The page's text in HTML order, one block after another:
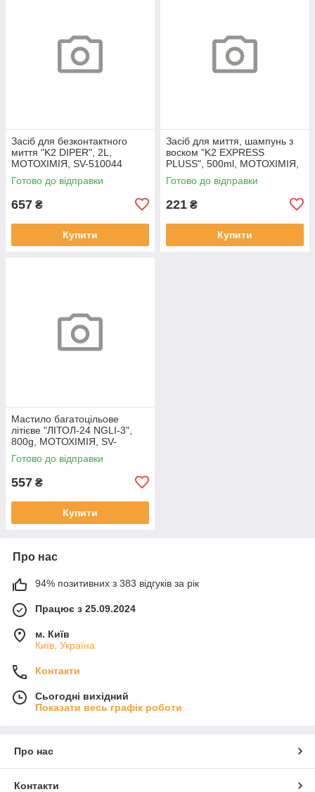
Засіб для безконтактного
миття "K2 DIPER", 2L,
МОТОХІМІЯ, SV-510044
Готово до відправки
657 ₴
Купити
Засіб для миття, шампунь з
воском "K2 EXPRESS
PLUSS", 500ml, МОТОХІМІЯ,
SV-510045
Готово до відправки
221 ₴
Купити
Мастило багатоцільове
літієве "ЛІТОЛ-24 NGLI-3",
800g, МОТОХІМІЯ, SV-
510040
Готово до відправки
557 ₴
Купити
Про нас
94% позитивних з 383 відгуків за рік
Працює з 25.09.2024
м. Київ
Київ, Україна
Контакти
Сьогодні вихідний
Показати весь графік роботи
Про нас
Контакти